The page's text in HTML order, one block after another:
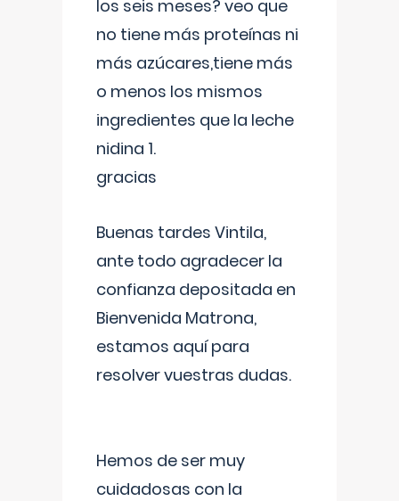
los seis meses? veo que
no tiene más proteínas ni
más azúcares,tiene más
o menos los mismos
ingredientes que la leche
nidina 1.
gracias
Buenas tardes Vintila,
ante todo agradecer la
confianza depositada en
Bienvenida Matrona,
estamos aquí para
resolver vuestras dudas.
Hemos de ser muy
cuidadosas con la